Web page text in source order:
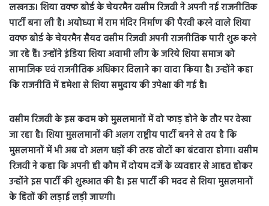
लखनऊ। शिया वक्फ बोर्ड के चेयरमैन वसीम रिजवी ने अपनी नई राजनीतिक
पार्टी बना ली है। अयोध्या में राम मंदिर निर्माण की पैरवी करने वाले शिया
वक्फ बोर्ड के चेयरमैन सैयद वसीम रिजवी अपनी राजनीतिक पारी शुरू करने
जा रहे हैं। उन्होंने इंडिया शिया अवामी लीग के जरिये शिया समाज को
सामाजिक एवं राजनीतिक अधिकार दिलाने का वादा किया है। उन्होंने कहा
कि राजनीति में हमेशा से शिया समुदाय की उपेक्षा की गई है।
वसीम रिजवी के इस कदम को मुसलमानों में दो फाड़ होने के तौर पर देखा
जा रहा है। शिया मुसलमानों की अलग राष्ट्रीय पार्टी बनने से तय है कि
मुसलमानों में भी अब दो अलग धड़ों की तरह वोटों का बंटवारा होगा। वसीम
रिजवी ने कहा कि अपनी ही कौम में दोयम दर्जे के व्यवहार से आहत होकर
उन्होंने इस पार्टी की शुरूआत की है। इस पार्टी की मदद से शिया मुसलमानों
के हितों की लड़ाई लड़ी जाएगी।